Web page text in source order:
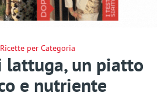
Ricette per Categoria
lattuga, un piatto
e nutriente